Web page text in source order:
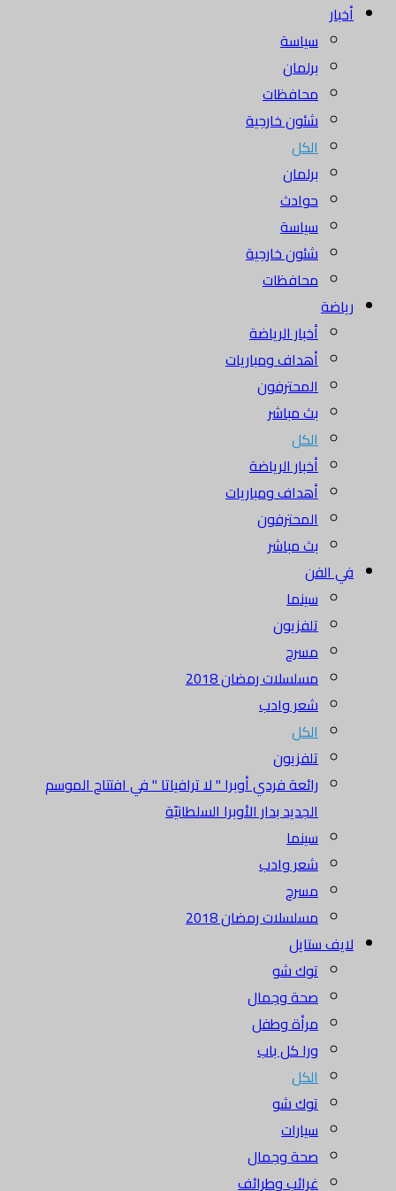
أخبار
سياسة
برلمان
محافظات
شئون خارجية
الكل
برلمان
حوادث
سياسة
شئون خارجية
محافظات
رياضة
أخبار الرياضة
أهداف ومباريات
المحترفون
بث مباشر
الكل
أخبار الرياضة
أهداف ومباريات
المحترفون
بث مباشر
في الفن
سينما
تلفزيون
مسرح
مسلسلات رمضان 2018
شعر وادب
الكل
تلفزيون
رائعة فردي أوبرا " لا ترافياتا " في افتتاح الموسم
الجديد بدار الأوبرا السلطانيّة
سينما
شعر وادب
مسرح
مسلسلات رمضان 2018
لايف ستايل
توك شو
صحة وجمال
مرأة وطفل
ورا كل باب
الكل
توك شو
سيارات
صحة وجمال
غرائب وطرائف